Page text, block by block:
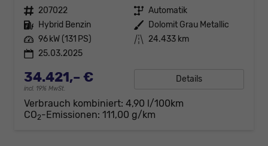
Fahrzeugnr. 207022 Getriebe Automatik
Kraftstoff Hybrid Benzin Außenfarbe Dolomit Grau Metallic
Leistung 96 kW (131 PS) Kilometerstand 24.433 km
25.03.2025
34.421,– €
incl. 19% MwSt.
Details
Verbrauch kombiniert: 4,90 l/100km
CO2-Emissionen: 111,00 g/km